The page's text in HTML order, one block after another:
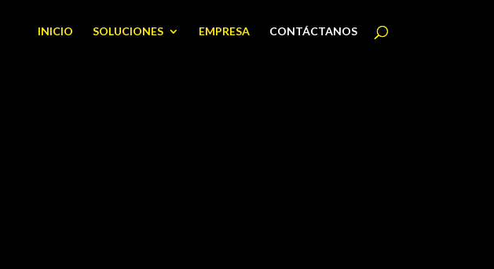
INICIO SOLUCIONES EMPRESA CONTÁCTANOS